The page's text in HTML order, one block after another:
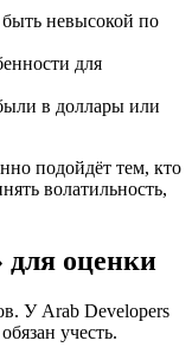
невысокой по
для
в доллары или
подойдёт тем, кто
волатильность,
оценки
У Arab Developers
учесть.